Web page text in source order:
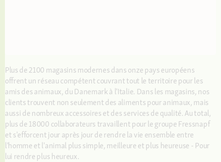
Plus de 2100 magasins modernes dans onze pays européens
offrent un réseau compétent couvrant tout le territoire pour les
amis des animaux, du Danemark à l'Italie. Dans les magasins, nos
clients trouvent non seulement des aliments pour animaux, mais
aussi de nombreux accessoires et des services de qualité. Au total,
plus de 18000 collaborateurs travaillent pour le groupe Fressnapf
et s'efforcent jour après jour de rendre la vie ensemble entre
l'homme et l'animal plus simple, meilleure et plus heureuse - Pour
lui rendre plus heureux.